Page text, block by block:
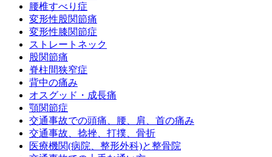
腰椎すべり症
変形性股関節痛
変形性膝関節症
ストレートネック
股関節痛
脊柱間狭窄症
背中の痛み
オスグッド・成長痛
顎関節症
交通事故での頭痛、腰、肩、首の痛み
交通事故、捻挫、打撲、骨折
医療機関(病院、整形外科)と整骨院